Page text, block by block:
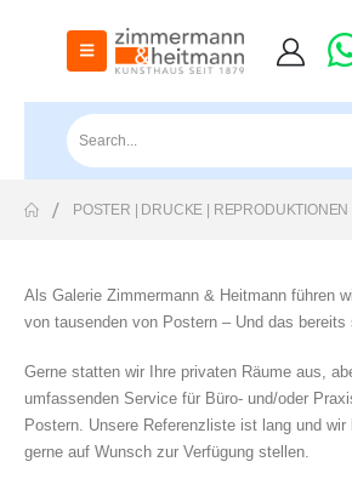
POSTER | DRUCKE | REPRODUKTIONEN
Als Galerie Zimmermann & Heitmann führen
von tausenden von Postern – Und das bereits
Gerne statten wir Ihre privaten Räume aus,
umfassenden Service für Büro- und/oder
Postern. Unsere Referenzliste ist lang und wir
gerne auf Wunsch zur Verfügung stellen.